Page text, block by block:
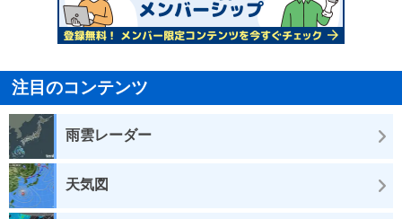
注目のコンテンツ
雨雲レーダー
天気図